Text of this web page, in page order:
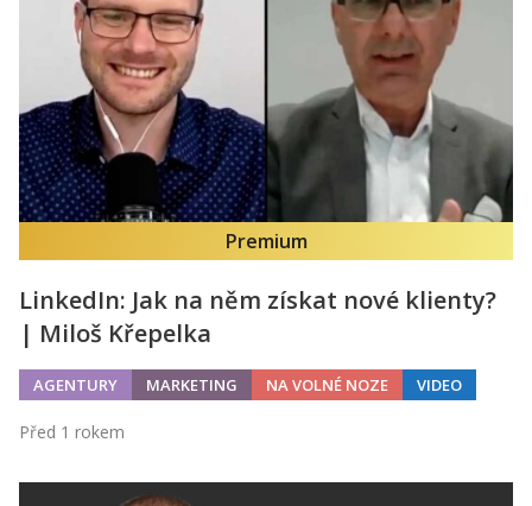
Premium
LinkedIn: Jak na něm získat nové klienty?
| Miloš Křepelka
AGENTURY MARKETING NA VOLNÉ NOZE VIDEO
Před 1 rokem